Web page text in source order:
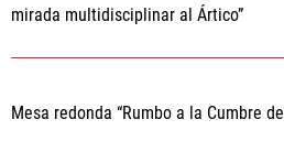
mirada multidisciplinar al Ártico”
Mesa redonda “Rumbo a la Cumbre